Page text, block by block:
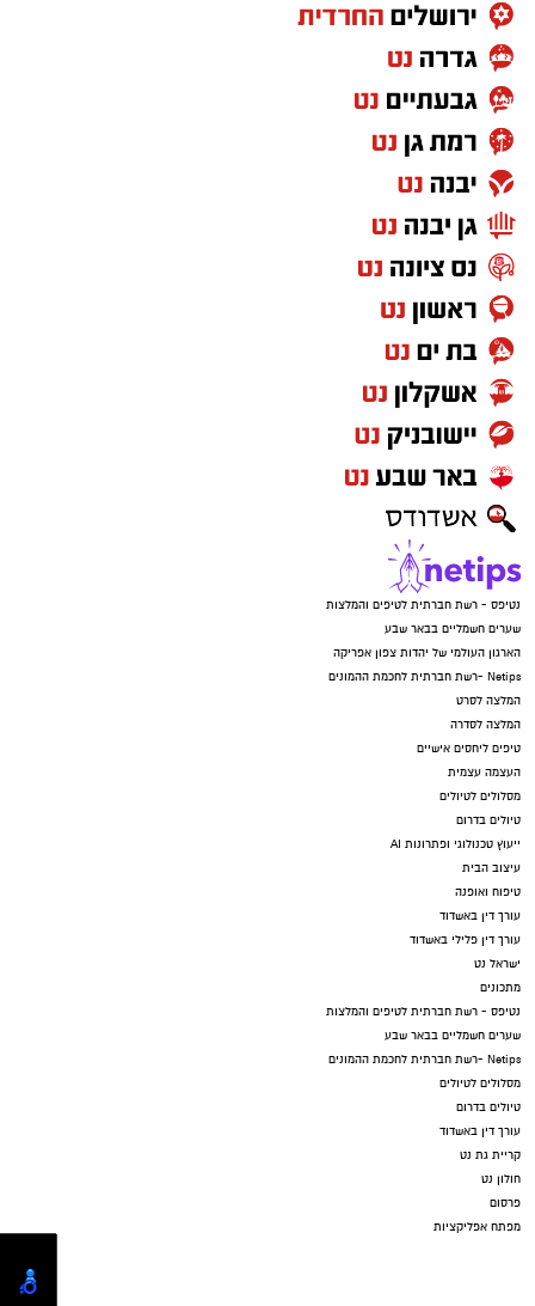
נטיפס - רשת חברתית לטיפים והמלצות
שערים חשמליים בבאר שבע
הארגון העולמי של יהדות צפון אפריקה
Netips -רשת חברתית לחכמת ההמונים
המלצה לסרט
המלצה לסדרה
טיפים ליחסים אישיים
העצמה עצמית
מסלולים לטיולים
טיולים בדרום
ייעוץ טכנולוגי ופתרונות AI
עיצוב הבית
טיפוח ואופנה
עורך דין באשדוד
עורך דין פלילי באשדוד
ישראל נט
מתכונים
נטיפס - רשת חברתית לטיפים והמלצות
שערים חשמליים בבאר שבע
Netips -רשת חברתית לחכמת ההמונים
מסלולים לטיולים
טיולים בדרום
עורך דין באשדוד
קריית גת נט
חולון נט
פרסום
מפתח אפליקציות